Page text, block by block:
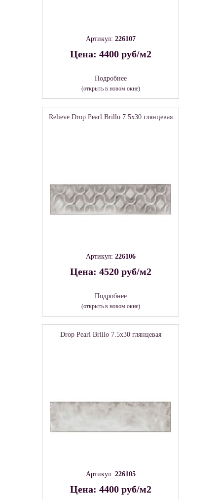
Артикул: 226107
Цена: 4400 руб/м2
Подробнее
(открыть в новом окне)
Relieve Drop Pearl Brillo 7.5х30 глянцевая
Артикул: 226106
Цена: 4520 руб/м2
Подробнее
(открыть в новом окне)
Drop Pearl Brillo 7.5х30 глянцевая
Артикул: 226105
Цена: 4400 руб/м2